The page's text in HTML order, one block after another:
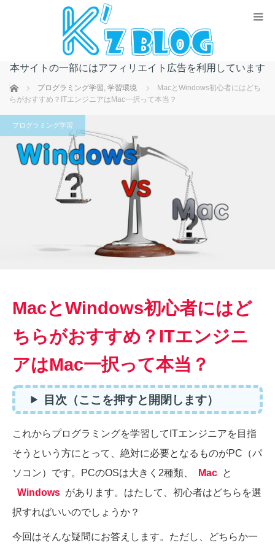
本サイトの一部にはアフィリエイト広告を利用しています
ホーム プログラミング学習, 学習環境
MacとWindows初心者にはどち
らがおすすめ？ITエンジニアはMac一択って本当？
プログラミング学習
MacとWindows初心者にはど
ちらがおすすめ？ITエンジニ
アはMac一択って本当？
目次（ここを押すと開閉します）
これからプログラミングを学習してITエンジニアを目指
そうという方にとって、絶対に必要となるものがPC（パ
ソコン）です。PCのOSは大きく2種類、
Mac と
Windows があります。はたして、初心者はどちらを選
択すればいいのでしょうか？
今回はそんな疑問にお答えします。ただし、どちらか一